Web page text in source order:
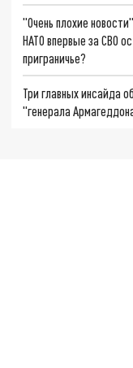
"Очень плохие
НАТО впервые за СВО
приграничье?
Три главных инсайда
"генерала